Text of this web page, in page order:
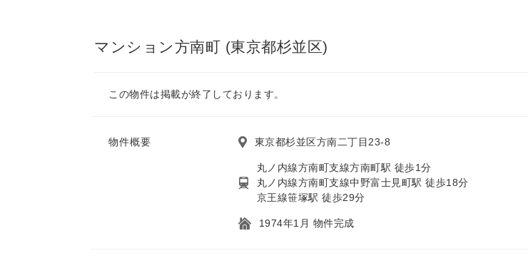
マンション方南町 (東京都杉並区)
この物件は掲載が終了しております。
物件概要 東京都杉並区方南二丁目23-8
丸ノ内線方南町支線方南町駅 徒歩1分
丸ノ内線方南町支線中野富士見町駅 徒歩18分
京王線笹塚駅 徒歩29分
1974年1月 物件完成